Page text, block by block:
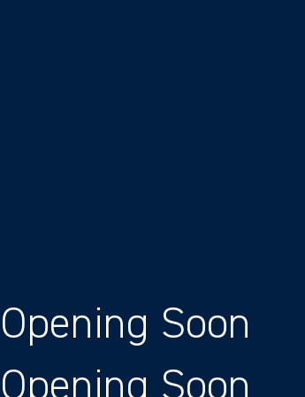
Opening Soon
Opening Soon